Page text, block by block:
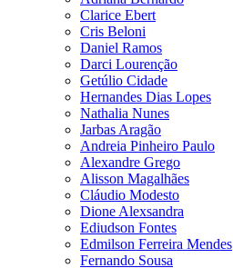
Clarice Ebert
Cris Beloni
Daniel Ramos
Darci Lourenção
Getúlio Cidade
Hernandes Dias Lopes
Nathalia Nunes
Jarbas Aragão
Andreia Pinheiro Paulo
Alexandre Grego
Alisson Magalhães
Cláudio Modesto
Dione Alexsandra
Ediudson Fontes
Edmilson Ferreira Mendes
Fernando Sousa